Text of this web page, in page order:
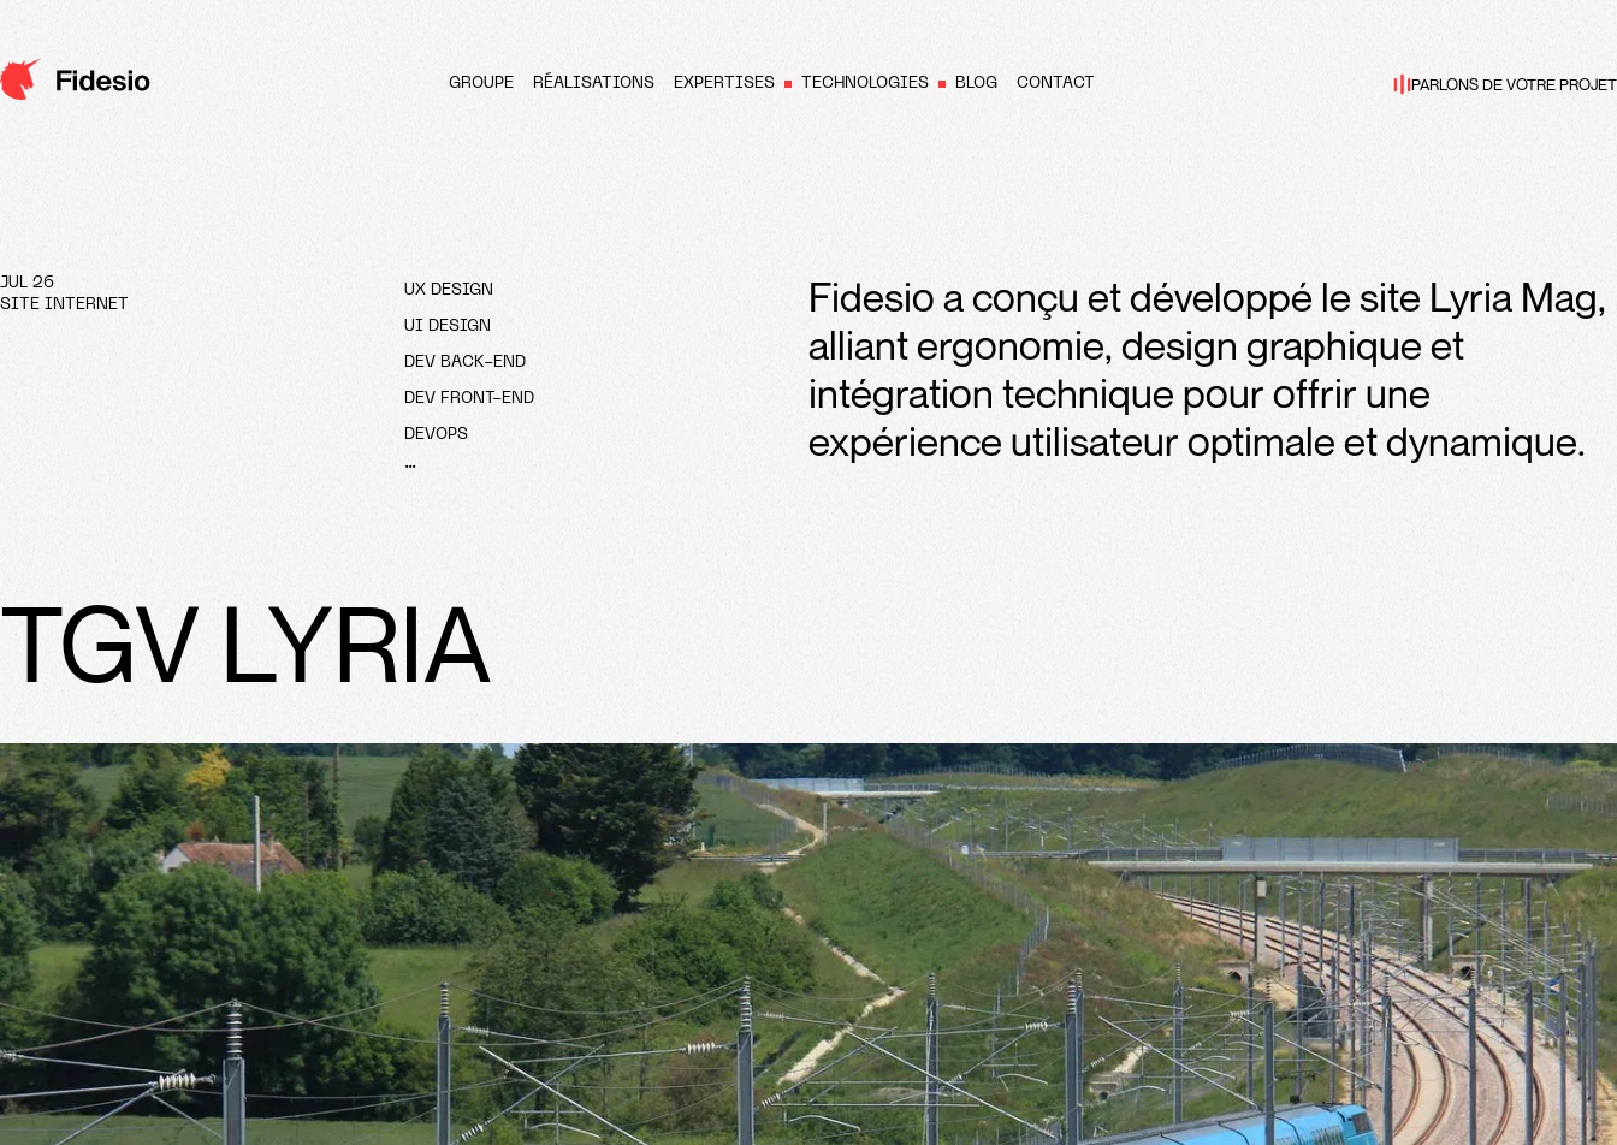
au
contenu
MAIN
GROUPE RÉALISATIONS EXPERTISES TECHNOLOGIES BLOG CONTACT PARLONS DE VOTRE PROJET
JUL 26
SITE INTERNET
UX DESIGN
UI DESIGN
DEV BACK-END
DEV FRONT-END
DEVOPS
...
Fidesio a conçu et développé le site Lyria Mag,
alliant ergonomie, design graphique et
intégration technique pour offrir une
expérience utilisateur optimale et dynamique.
TGV LYRIA